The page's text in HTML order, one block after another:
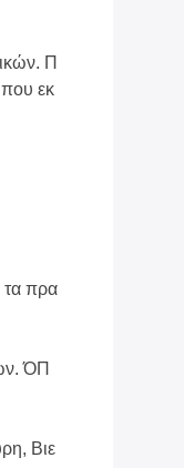
Π
εκ
τα πρα
ΌΠ
Βιε